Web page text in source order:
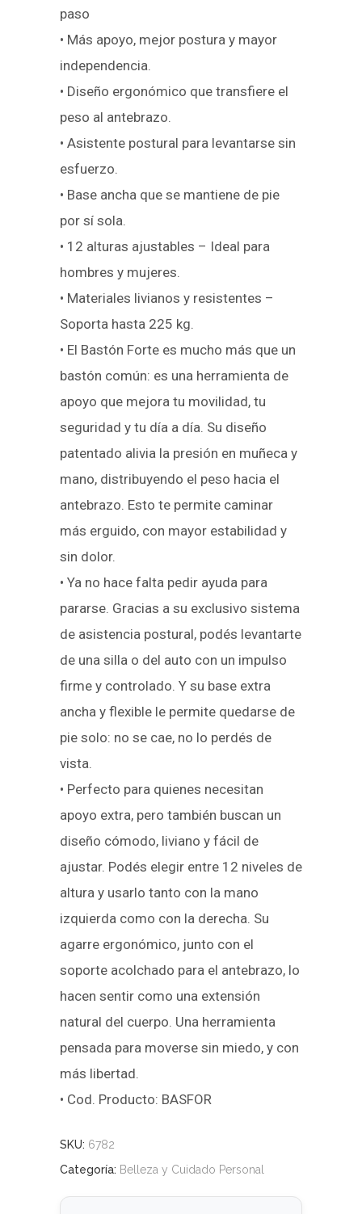
paso
• Más apoyo, mejor postura y mayor
independencia.
• Diseño ergonómico que transfiere el
peso al antebrazo.
• Asistente postural para levantarse sin
esfuerzo.
• Base ancha que se mantiene de pie
por sí sola.
• 12 alturas ajustables – Ideal para
hombres y mujeres.
• Materiales livianos y resistentes –
Soporta hasta 225 kg.
• El Bastón Forte es mucho más que un
bastón común: es una herramienta de
apoyo que mejora tu movilidad, tu
seguridad y tu día a día. Su diseño
patentado alivia la presión en muñeca y
mano, distribuyendo el peso hacia el
antebrazo. Esto te permite caminar
más erguido, con mayor estabilidad y
sin dolor.
• Ya no hace falta pedir ayuda para
pararse. Gracias a su exclusivo sistema
de asistencia postural, podés levantarte
de una silla o del auto con un impulso
firme y controlado. Y su base extra
ancha y flexible le permite quedarse de
pie solo: no se cae, no lo perdés de
vista.
• Perfecto para quienes necesitan
apoyo extra, pero también buscan un
diseño cómodo, liviano y fácil de
ajustar. Podés elegir entre 12 niveles de
altura y usarlo tanto con la mano
izquierda como con la derecha. Su
agarre ergonómico, junto con el
soporte acolchado para el antebrazo, lo
hacen sentir como una extensión
natural del cuerpo. Una herramienta
pensada para moverse sin miedo, y con
más libertad.
• Cod. Producto: BASFOR
SKU: 6782
Categoría: Belleza y Cuidado Personal